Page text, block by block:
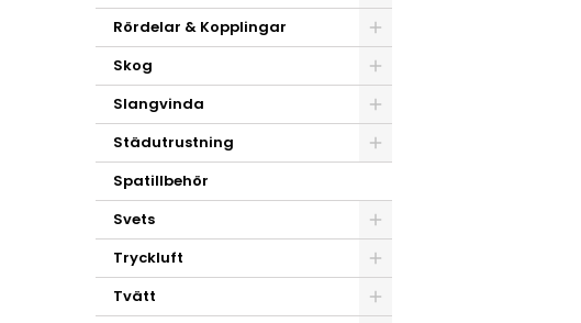
Rördelar & Kopplingar
Skog
Slangvinda
Städutrustning
Spatillbehör
Svets
Tryckluft
Tvätt